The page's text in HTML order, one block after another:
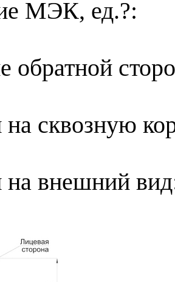
МЭК, ед.?:
обратной
на сквозную
на внешний